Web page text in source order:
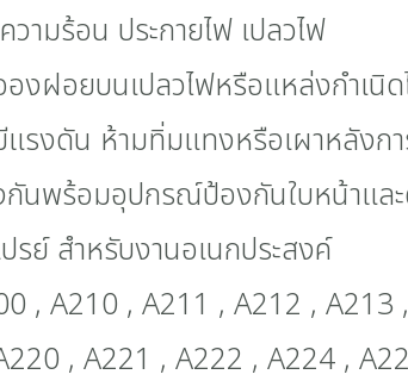
วามร้อน ประกายไฟ เปลวไฟ
งฝอยบนเปลวไฟหรือแหล่งกำเนิ
รงดัน ห้ามทิ่มแทงหรือเผาหลังกา
นพร้อมอุปกรณ์ป้องกันใบหน้าแล
รย์ สำหรับงานอเนกประสงค์
, A210 , A211 , A212 ,
, A221 , A222 , A224 ,